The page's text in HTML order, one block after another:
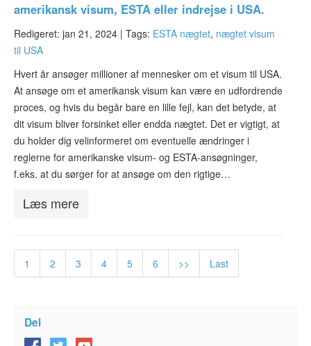
amerikansk visum, ESTA eller indrejse i USA.
Redigeret: jan 21, 2024 | Tags: ESTA nægtet, nægtet visum
til USA
Hvert år ansøger millioner af mennesker om et visum til USA.
At ansøge om et amerikansk visum kan være en udfordrende
proces, og hvis du begår bare en lille fejl, kan det betyde, at
dit visum bliver forsinket eller endda nægtet. Det er vigtigt, at
du holder dig velinformeret om eventuelle ændringer i
reglerne for amerikanske visum- og ESTA-ansøgninger,
f.eks. at du sørger for at ansøge om den rigtige…
Læs mere
1 2 3 4 5 6 >> Last
Del